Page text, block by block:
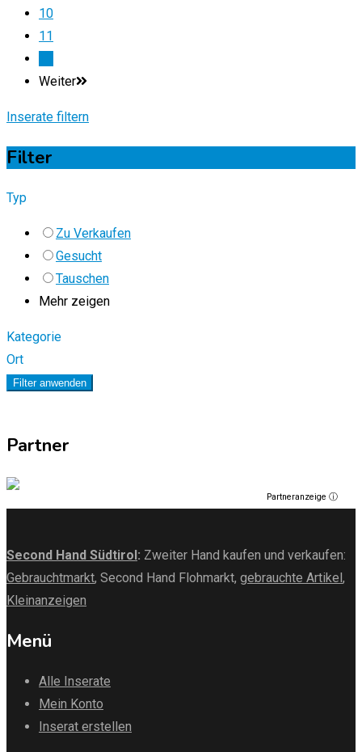
10
11
Weiter
Inserate filtern
Filter
Typ
Zu Verkaufen
Gesucht
Tauschen
Mehr zeigen
Kategorie
Ort
Filter anwenden
Partner
Partneranzeige ⓘ
Second Hand Südtirol : Zweiter Hand kaufen und verkaufen:
Gebrauchtmarkt, Second Hand Flohmarkt, gebrauchte Artikel ,
Kleinanzeigen
Menü
Alle Inserate
Mein Konto
Inserat erstellen